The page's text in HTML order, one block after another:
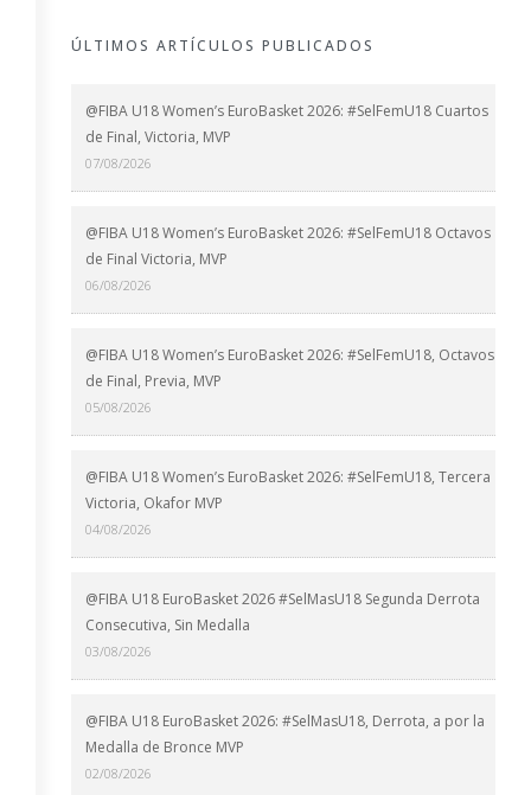
ÚLTIMOS ARTÍCULOS PUBLICADOS
@FIBA U18 Women’s EuroBasket 2026: #SelFemU18 Cuartos
de Final, Victoria, MVP
07/08/2026
@FIBA U18 Women’s EuroBasket 2026: #SelFemU18 Octavos
de Final Victoria, MVP
06/08/2026
@FIBA U18 Women’s EuroBasket 2026: #SelFemU18, Octavos
de Final, Previa, MVP
05/08/2026
@FIBA U18 Women’s EuroBasket 2026: #SelFemU18, Tercera
Victoria, Okafor MVP
04/08/2026
@FIBA U18 EuroBasket 2026 #SelMasU18 Segunda Derrota
Consecutiva, Sin Medalla
03/08/2026
@FIBA U18 EuroBasket 2026: #SelMasU18, Derrota, a por la
Medalla de Bronce MVP
02/08/2026